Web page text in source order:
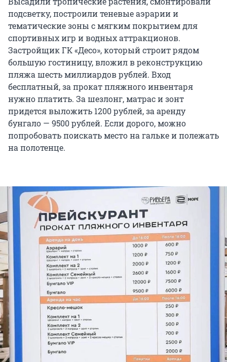
подсветку, построили теневые аэрарии и
тематические зоны с мягким покрытием для
спортивных игр и водных аттракционов.
Застройщик ГК «Десо», который строит рядом
большую гостиницу, вложил в реконструкцию
пляжа шесть миллиардов рублей. Вход
бесплатный, за прокат пляжного инвентаря
нужно платить. За шезлонг, матрас и зонт
придется выложить 1200 рублей, за аренду
бунгало — 9500 рублей. Если дорого, можно
попробовать поискать место на гальке и полежать
на полотенце.